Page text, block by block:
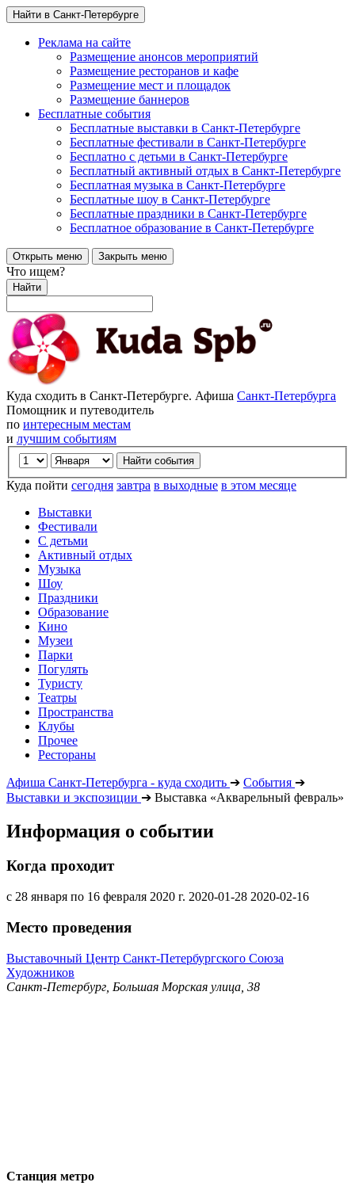
Найти в Санкт-Петербурге
Реклама на сайте
Размещение анонсов мероприятий
Размещение ресторанов и кафе
Размещение мест и площадок
Размещение баннеров
Бесплатные события
Бесплатные выставки в Санкт-Петербурге
Бесплатные фестивали в Санкт-Петербурге
Бесплатно с детьми в Санкт-Петербурге
Бесплатный активный отдых в Санкт-Петербурге
Бесплатная музыка в Санкт-Петербурге
Бесплатные шоу в Санкт-Петербурге
Бесплатные праздники в Санкт-Петербурге
Бесплатное образование в Санкт-Петербурге
Открыть меню Закрыть меню
Что ищем?
Найти
Куда сходить в Санкт-Петербурге. Афиша Санкт-Петербурга
Помощник и путеводитель
по интересным местам
и лучшим событиям
Куда пойти сегодня завтра в выходные в этом месяце
Выставки
Фестивали
С детьми
Активный отдых
Музыка
Шоу
Праздники
Образование
Кино
Музеи
Парки
Погулять
Туристу
Театры
Пространства
Клубы
Прочее
Рестораны
Афиша Санкт-Петербурга - куда сходить ➔ События ➔
Выставки и экспозиции ➔ Выставка «Акварельный февраль»
Информация о событии
Когда проходит
с 28 января по 16 февраля 2020 г. 2020-01-28 2020-02-16
Место проведения
Выставочный Центр Санкт-Петербургского Союза
Художников
Санкт-Петербург, Большая Морская улица, 38
Станция метро